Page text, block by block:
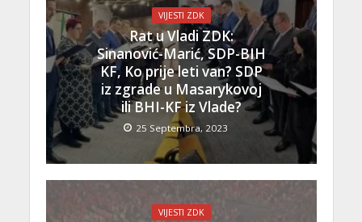
VIJESTI ZDK
Rat u Vladi ZDK:
Sinanović-Marić, SDP-BIH
KF, Ko prije leti van? SDP
iz zgrade u Masarykovoj
ili BHI-KF iz Vlade?
25 Septembra, 2023
VIJESTI ZDK